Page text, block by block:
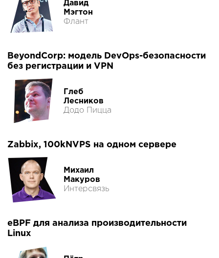
Давид
Мэгтон
Флант
BeyondCorp: модель DevOps-безопасности
без регистрации и VPN
Глеб
Лесников
Додо Пицца
Zabbix, 100kNVPS на одном сервере
Михаил
Макуров
Интерсвязь
eBPF для анализа производительности
Linux